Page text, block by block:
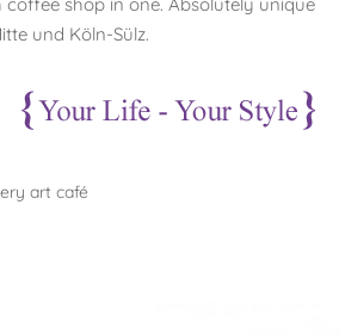
und Köln-Sülz.
art café